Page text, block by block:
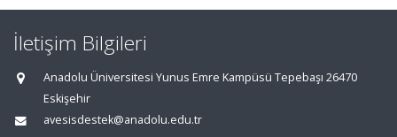
İletişim Bilgileri
Anadolu Üniversitesi Yunus Emre Kampüsü Tepebaşı 26470
Eskişehir
avesisdestek@anadolu.edu.tr